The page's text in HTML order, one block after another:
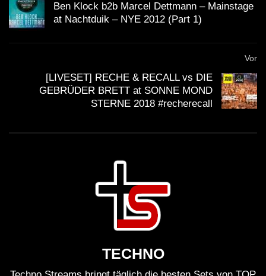
Ben Klock b2b Marcel Dettmann – Mainstage
at Nachtduik – NYE 2012 (Part 1)
Vor
[LIVESET] RECHE & RECALL vs DIE
GEBRÜDER BRETT at SONNE MOND
STERNE 2018 #recherecall
TECHNO